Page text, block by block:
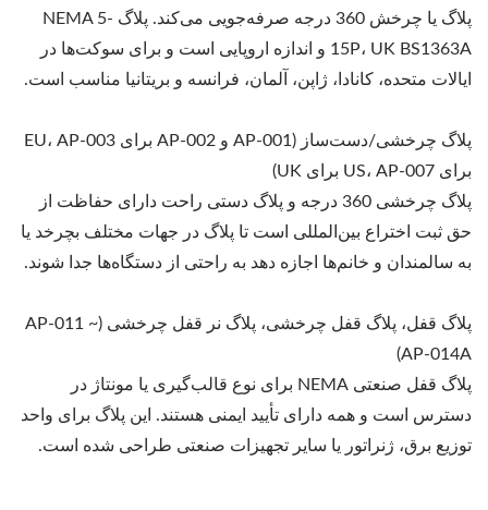
پلاگ یا چرخش 360 درجه صرفه‌جویی می‌کند. پلاگ NEMA 5-
15P، UK BS1363A و اندازه اروپایی است و برای سوکت‌ها در
ایالات متحده، کانادا، ژاپن، آلمان، فرانسه و بریتانیا مناسب است.
پلاگ چرخشی/دست‌ساز (AP-001 و AP-002 برای EU، AP-003
برای US، AP-007 برای UK)
پلاگ چرخشی 360 درجه و پلاگ دستی راحت دارای حفاظت از
حق ثبت اختراع بین‌المللی است تا پلاگ در جهات مختلف بچرخد یا
به سالمندان و خانم‌ها اجازه دهد به راحتی از دستگاه‌ها جدا شوند.
پلاگ قفل، پلاگ قفل چرخشی، پلاگ نر قفل چرخشی (AP-011 ~
AP-014A)
پلاگ قفل صنعتی NEMA برای نوع قالب‌گیری یا مونتاژ در
دسترس است و همه دارای تأیید ایمنی هستند. این پلاگ برای واحد
توزیع برق، ژنراتور یا سایر تجهیزات صنعتی طراحی شده است.